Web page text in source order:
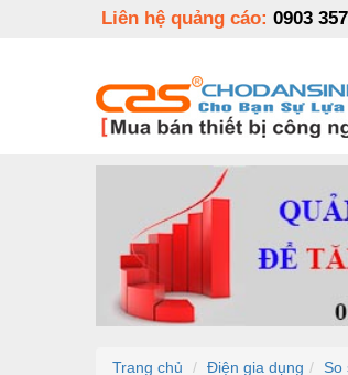
Liên hệ quảng cáo: 0903
Trang chủ Điện gia dụng So